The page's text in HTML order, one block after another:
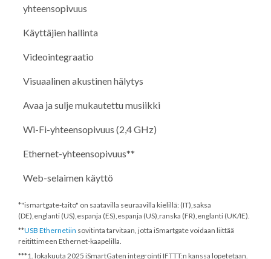
yhteensopivuus
Käyttäjien hallinta
Videointegraatio
Visuaalinen akustinen hälytys
Avaa ja sulje mukautettu musiikki
Wi-Fi-yhteensopivuus (2,4 GHz)
Ethernet-yhteensopivuus**
Web-selaimen käyttö
*"ismartgate-taito" on saatavilla seuraavilla kielillä: (IT),saksa
(DE),englanti (US),espanja (ES),espanja (US),ranska (FR),englanti (UK/IE).
**USB Ethernetiin sovitinta tarvitaan, jotta iSmartgate voidaan liittää
reitittimeen Ethernet-kaapelilla.
***1. lokakuuta 2025 iSmartGaten integrointi IFTTT:n kanssa lopetetaan.